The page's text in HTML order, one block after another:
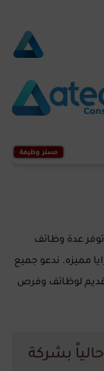
عدة وظائف
مميزه. ندعو جميع
لوظائف وفرص
بشركة